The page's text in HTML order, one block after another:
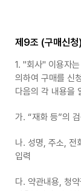
제9조 (구매신청)
1. "회사" 이용자
의하여 구매를 신
다음의 각 내용을
가. “재화 등”의
나. 성명, 주소, 전
입력
다. 약관내용, 청